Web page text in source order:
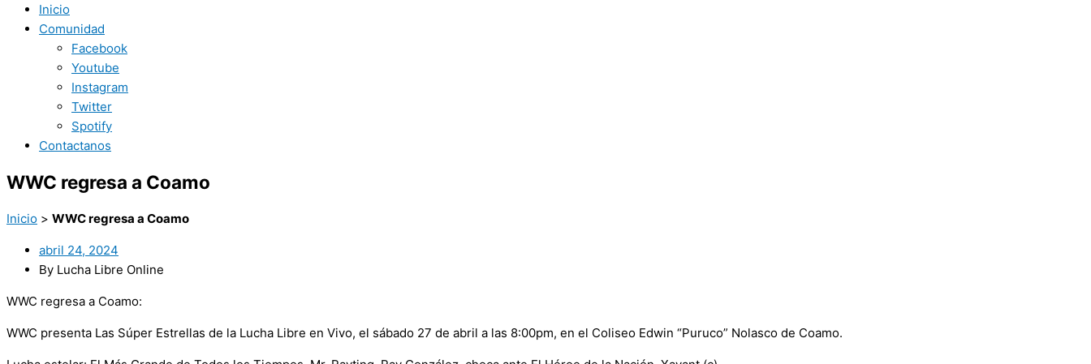
Inicio
Comunidad
Facebook
Youtube
Instagram
Twitter
Spotify
Contactanos
WWC regresa a Coamo
Inicio > WWC regresa a Coamo
abril 24, 2024
By Lucha Libre Online
WWC regresa a Coamo:
WWC presenta Las Súper Estrellas de la Lucha Libre en Vivo, el sábado 27 de abril a las 8:00pm, en el Coliseo Edwin “Puruco” Nolasco de Coamo.